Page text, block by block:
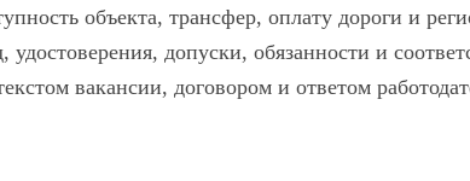
объекта, трансфер, оплату дороги и
удостоверения, допуски, обязанности и
вакансии, договором и ответом